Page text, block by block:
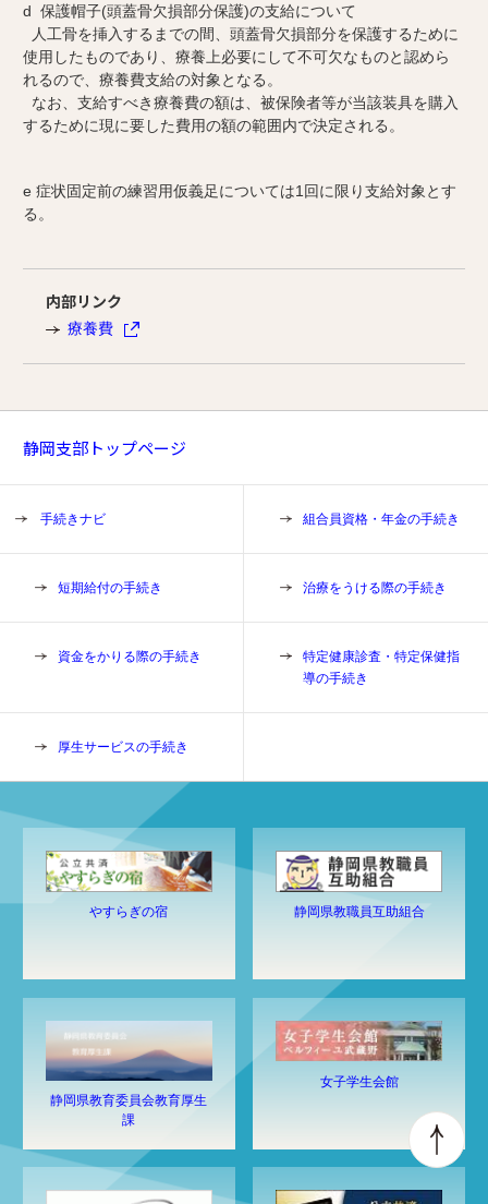
d 保護帽子(頭蓋骨欠損部分保護)の支給について
人工骨を挿入するまでの間、頭蓋骨欠損部分を保護するために
使用したものであり、療養上必要にして不可欠なものと認めら
れるので、療養費支給の対象となる。
なお、支給すべき療養費の額は、被保険者等が当該装具を購入
するために現に要した費用の額の範囲内で決定される。
e 症状固定前の練習用仮義足については1回に限り支給対象とす
る。
内部リンク
療養費
静岡支部トップページ
手続きナビ 組合員資格・年金の手続き
短期給付の手続き 治療をうける際の手続き
資金をかりる際の手続き
特定健康診査・特定保健指
導の手続き
厚生サービスの手続き
やすらぎの宿 静岡県教職員互助組合
静岡県教育委員会教育厚生
課
女子学生会館